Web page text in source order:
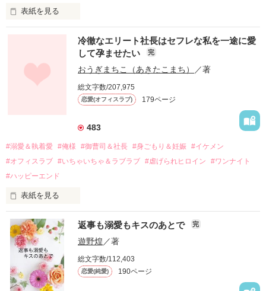
表紙を見る
幼なじみの哲平に淡い恋心を抱いていた美桜。
しかし、ある出来事をきっかけに二人の関係は壊れてしまう。
関係修復もできないまま、美桜は両親の離婚によって
引っ越すことになり、哲平とも離れ離れになった。
それから約十二年後。
過去の傷から、二度と会いたくないと思っていた哲平に
運命のような再会を果たす。
酔った勢いで一夜を共にしてしまった。
さらに、美桜が初めてだと知った哲平は
『責任をとる、結婚しよう』と真っ直ぐに告げてきた。
戸惑う美桜とは裏腹に、好きという気持ちを隠すことなく
甘やかしてくる。
そんなある日、哲平は美桜がストーカー被害に
遭っていることを知る。
美桜を守るため、哲平は同居を提案してきて――。
冷徹なエリート社長はセフレな私を一途に愛
して孕ませたい
完
おうぎまちこ（あきたこまち） ／著
総文字数/207,975
恋愛(オフィスラブ) 179ページ
483
#溺愛＆執着愛 #俺様 #御曹司＆社長 #身ごもり＆妊娠 #イケメン
#オフィスラブ #いちゃいちゃ＆ラブラブ #虐げられヒロイン
#ワンナイト
#ハッピーエンド
表紙を見る
おかしな噂を流されて前の職場でうまくいかなかった梅田美
桜は、海外で傷心旅行をしていたところ、日本人美青年と出会
い、酒の勢いもあり一夜限りの関係となる。
帰国後、美桜は新しい職場でワンナイトした美青年と再会。
なんと彼の正体は、とある財閥御曹司にも関わらず、一族を離
れて起業した新進気鋭の実業家、社内でも冷徹だと評判な社長
――御影恭司その人だったのだ――！
返事も溺愛もキスのあとで 完
遊野煌／著
総文字数/112,403
恋愛(純愛) 190ページ